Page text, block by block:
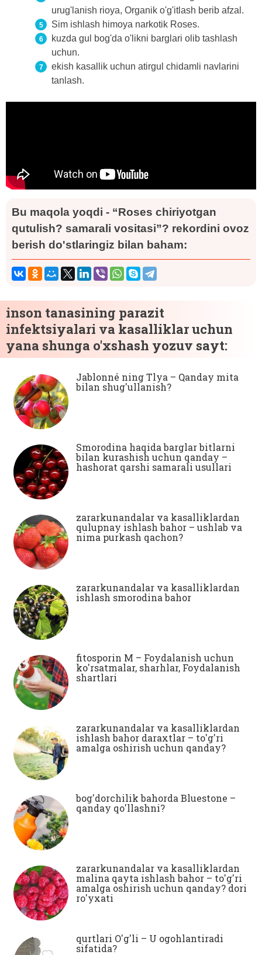
urug'lanish rioya, Organik o'g'itlash berib afzal.
Sim ishlash himoya narkotik Roses.
kuzda gul bog'da o'likni barglari olib tashlash
uchun.
ekish kasallik uchun atirgul chidamli navlarini
tanlash.
Bu maqola yoqdi - “Roses chiriyotgan
qutulish? samarali vositasi”? rekordini ovoz
berish do'stlaringiz bilan baham:
inson tanasining parazit
infektsiyalari va kasalliklar uchun
yana shunga o'xshash yozuv sayt:
Jablonné ning Tlya – Qanday mita
bilan shug'ullanish?
Smorodina haqida barglar bitlarni
bilan kurashish uchun qanday –
hashorat qarshi samarali usullari
zararkunandalar va kasalliklardan
qulupnay ishlash bahor – ushlab va
nima purkash qachon?
zararkunandalar va kasalliklardan
ishlash smorodina bahor
fitosporin M – Foydalanish uchun
ko'rsatmalar, sharhlar, Foydalanish
shartlari
zararkunandalar va kasalliklardan
ishlash bahor daraxtlar – to'g'ri
amalga oshirish uchun qanday?
bog'dorchilik bahorda Bluestone –
qanday qo'llashni?
zararkunandalar va kasalliklardan
malina qayta ishlash bahor – to'g'ri
amalga oshirish uchun qanday? dori
ro'yxati
qurtlari O'g'li – U ogohlantiradi
sifatida?